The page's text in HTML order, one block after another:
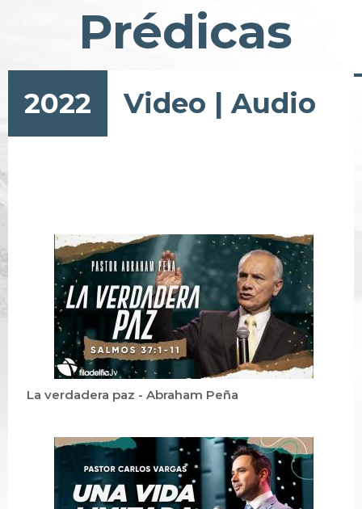
Prédicas
2022 Video | Audio
La verdadera paz - Abraham Peña
Pagination